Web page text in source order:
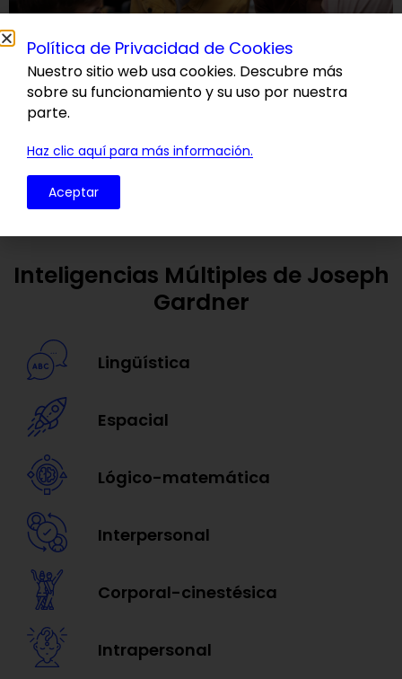
Inteligencias Múltiples de Joseph
Gardner
Lingüística
Espacial
Lógico-matemática
Interpersonal
Corporal-cinestésica
Intrapersonal
Política de Privacidad de Cookies
Nuestro sitio web usa cookies. Descubre más
sobre su funcionamiento y su uso por nuestra
parte.
Haz clic aquí para más información.
Aceptar